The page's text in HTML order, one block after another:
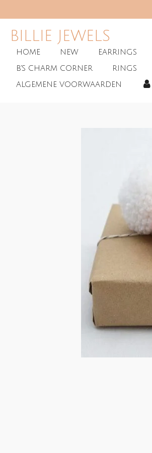
to
main
content
BILLIE JEWELS
HOME NEW EARRINGS
B'S CHARM CORNER
RINGS
ALGEMENE VOORWAARDEN